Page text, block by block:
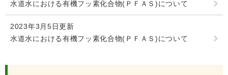
水道水における有機フッ素化合物(ＰＦＡＳ)について
2023年3月5日更新
水道水における有機フッ素化合物(ＰＦＡＳ)について